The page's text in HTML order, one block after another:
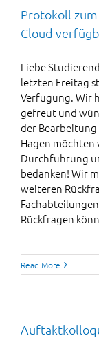
Protokoll
Cloud
Liebe
letzten Freitag
Verfügung. Wir
gefreut und
der Bearbeitung
Hagen
Durchführung
bedanken! Wir
weiteren
Rückfragen
Read More